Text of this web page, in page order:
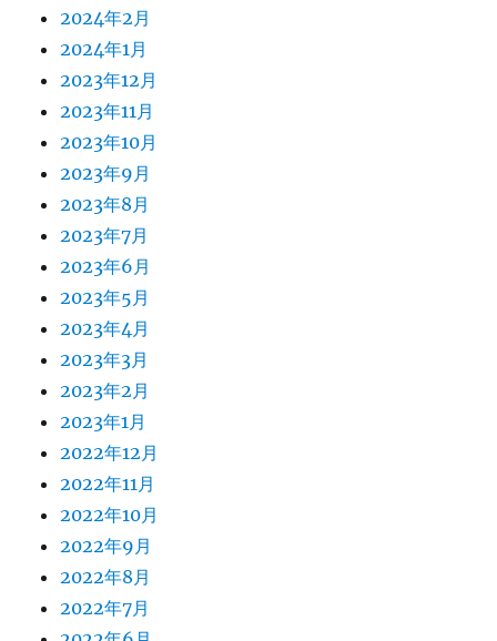
2024年2月
2024年1月
2023年12月
2023年11月
2023年10月
2023年9月
2023年8月
2023年7月
2023年6月
2023年5月
2023年4月
2023年3月
2023年2月
2023年1月
2022年12月
2022年11月
2022年10月
2022年9月
2022年8月
2022年7月